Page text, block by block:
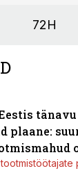
72H
plaane: